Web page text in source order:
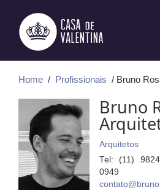
conteúdo
Home / Profissionais / Bruno
Bruno
Arquitetos
Tel: (11)
0949